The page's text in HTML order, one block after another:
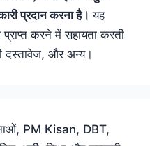
प्रदान करना है। यह
प्राप्त करने में सहायता करती
दस्तावेज, और अन्य।
PM Kisan, DBT,